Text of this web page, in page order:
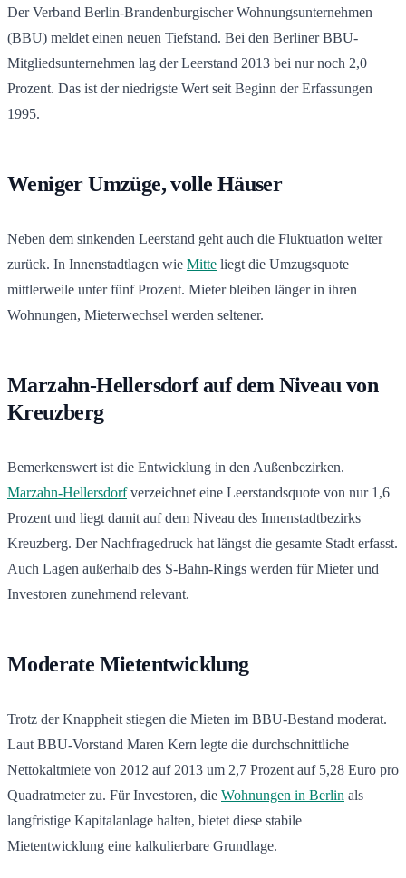
Der Verband Berlin-Brandenburgischer Wohnungsunternehmen
(BBU) meldet einen neuen Tiefstand. Bei den Berliner BBU-
Mitgliedsunternehmen lag der Leerstand 2013 bei nur noch 2,0
Prozent. Das ist der niedrigste Wert seit Beginn der Erfassungen
1995.
Weniger Umzüge, volle Häuser
Neben dem sinkenden Leerstand geht auch die Fluktuation weiter
zurück. In Innenstadtlagen wie Mitte liegt die Umzugsquote
mittlerweile unter fünf Prozent. Mieter bleiben länger in ihren
Wohnungen, Mieterwechsel werden seltener.
Marzahn-Hellersdorf auf dem Niveau von
Kreuzberg
Bemerkenswert ist die Entwicklung in den Außenbezirken.
Marzahn-Hellersdorfverzeichnet eine Leerstandsquote von nur 1,6
Prozent und liegt damit auf dem Niveau des Innenstadtbezirks
Kreuzberg. Der Nachfragedruck hat längst die gesamte Stadt erfasst.
Auch Lagen außerhalb des S-Bahn-Rings werden für Mieter und
Investoren zunehmend relevant.
Moderate Mietentwicklung
Trotz der Knappheit stiegen die Mieten im BBU-Bestand moderat.
Laut BBU-Vorstand Maren Kern legte die durchschnittliche
Nettokaltmiete von 2012 auf 2013 um 2,7 Prozent auf 5,28 Euro pro
Quadratmeter zu. Für Investoren, die Wohnungen in Berlin als
langfristige Kapitalanlage halten, bietet diese stabile
Mietentwicklung eine kalkulierbare Grundlage.